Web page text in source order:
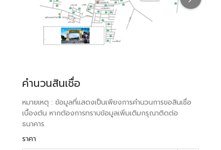
คำนวนสินเชื่อ
หมายเหตุ : ข้อมูลที่แสดงเป็นเพียงการคำนวนการขอสินเชื่อ
เบื้องต้น หากต้องการทราบข้อมูลเพิ่มเติมกรุณาติดต่อ
ธนาคาร
ราคา